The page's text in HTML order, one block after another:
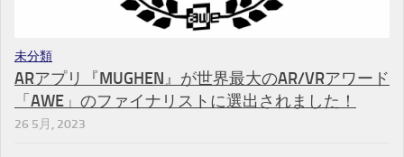
未分類
ARアプリ『MUGHEN』が世界最大のAR/VRアワード
「AWE」のファイナリストに選出されました！
26 5月, 2023